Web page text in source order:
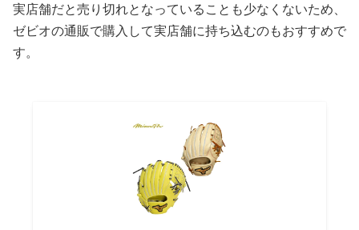
実店舗だと売り切れとなっていることも少なくないため、
ゼビオの通販で購入して実店舗に持ち込むのもおすすめで
す。